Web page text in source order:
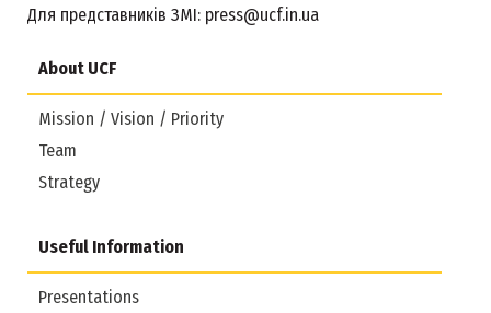
About UCF
Mission / Vision / Priority
Team
Strategy
Useful Information
Presentations
Для представників ЗМІ: press@ucf.in.ua